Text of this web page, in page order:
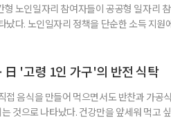
노인일자리 참여자들이 공공형 일자리
났다. 노인일자리 정책을 단순한 소득 지원
교육학습동기를 성별과 연령, 거주지역,
'고령 1인 가구'의 반전 식탁
접 음식을 만들어 먹으면서도 반찬과 가공
것으로 나타났다. 건강만을 앞세워 먹고 싶